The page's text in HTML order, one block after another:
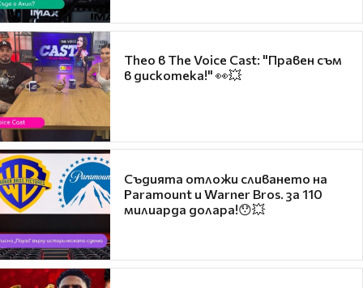
Theo в The Voice Cast: "Правен съм
в дискотека!" 👀💥
Съдията отложи сливането на
Paramount и Warner Bros. за 110
милиарда долара!😯💥